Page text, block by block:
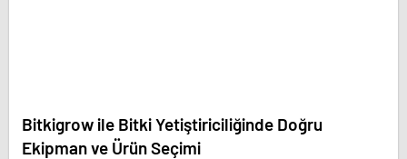
Bitkigrow ile Bitki Yetiştiriciliğinde Doğru
Ekipman ve Ürün Seçimi